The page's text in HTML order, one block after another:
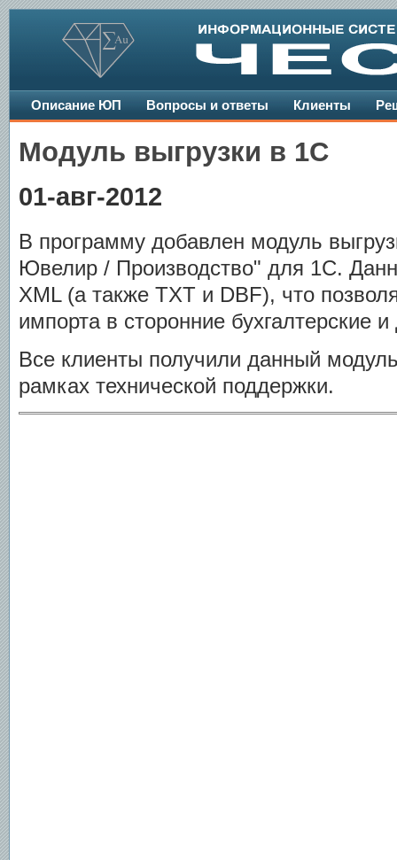
Модуль выгрузки в 1С
01-авг-2012
В программу добавлен модуль
Ювелир / Производство" для 1С.
XML (а также TXT и DBF), что
импорта в сторонние бухгалтерские
Все клиенты получили данный
рамках технической поддержки.
Описание ЮП Вопросы и ответы Клиенты